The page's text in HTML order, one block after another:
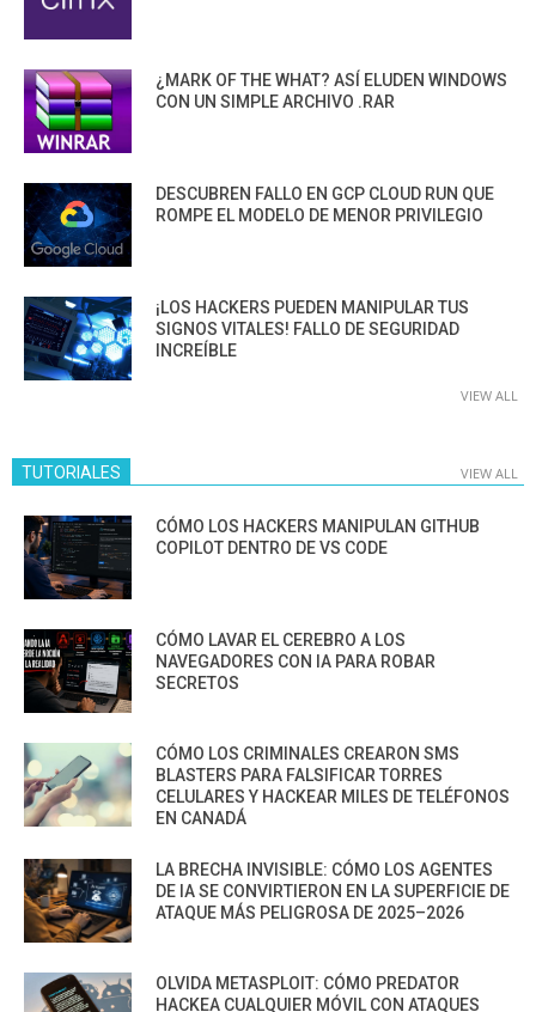
¿MARK OF THE WHAT? ASÍ ELUDEN WINDOWS
CON UN SIMPLE ARCHIVO .RAR
DESCUBREN FALLO EN GCP CLOUD RUN QUE
ROMPE EL MODELO DE MENOR PRIVILEGIO
¡LOS HACKERS PUEDEN MANIPULAR TUS
SIGNOS VITALES! FALLO DE SEGURIDAD
INCREÍBLE
VIEW ALL
TUTORIALES VIEW ALL
CÓMO LOS HACKERS MANIPULAN GITHUB
COPILOT DENTRO DE VS CODE
CÓMO LAVAR EL CEREBRO A LOS
NAVEGADORES CON IA PARA ROBAR
SECRETOS
CÓMO LOS CRIMINALES CREARON SMS
BLASTERS PARA FALSIFICAR TORRES
CELULARES Y HACKEAR MILES DE TELÉFONOS
EN CANADÁ
LA BRECHA INVISIBLE: CÓMO LOS AGENTES
DE IA SE CONVIRTIERON EN LA SUPERFICIE DE
ATAQUE MÁS PELIGROSA DE 2025–2026
OLVIDA METASPLOIT: CÓMO PREDATOR
HACKEA CUALQUIER MÓVIL CON ATAQUES